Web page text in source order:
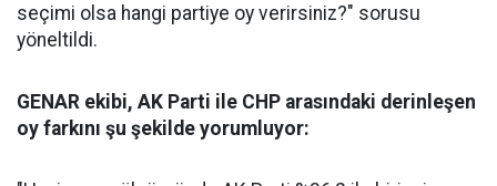
seçimi olsa hangi partiye oy verirsiniz?" sorusu
yöneltildi.
GENAR ekibi, AK Parti ile CHP arasındaki derinleşen
oy farkını şu şekilde yorumluyor: